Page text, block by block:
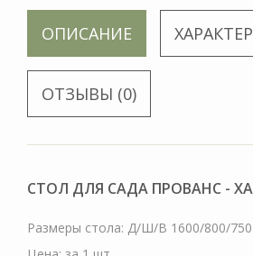
ОПИСАНИЕ
ОТЗЫВЫ (0)
СТОЛ ДЛЯ САДА ПРОВАНС -
Размеры стола: Д/Ш/В 1600/800/